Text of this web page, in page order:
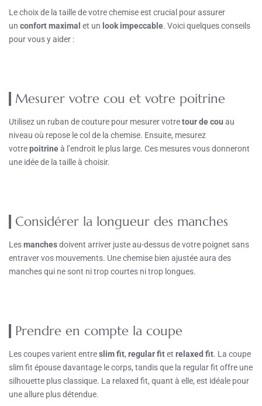
Le choix de la taille de votre chemise est crucial pour assurer
un confort maximal et un look impeccable. Voici quelques conseils
pour vous y aider :
Mesurer votre cou et votre poitrine
Utilisez un ruban de couture pour mesurer votretour de cou au
niveau où repose le col de la chemise. Ensuite, mesurez
votrepoitrineà l’endroit le plus large. Ces mesures vous donneront
une idée de la taille à choisir.
Considérer la longueur des manches
Lesmanchesdoivent arriver juste au-dessus de votre poignet sans
entraver vos mouvements. Une chemise bien ajustée aura des
manches qui ne sont ni trop courtes ni trop longues.
Prendre en compte la coupe
Les coupes varient entreslim fit, regular fitet relaxed fit. La coupe
slim fit épouse davantage le corps, tandis que la regular fit offre une
silhouette plus classique. La relaxed fit, quant à elle, est idéale pour
une allure plus détendue.